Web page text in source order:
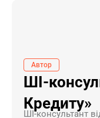
Автор
ШІ-
Кредиту»
ШI-консультант